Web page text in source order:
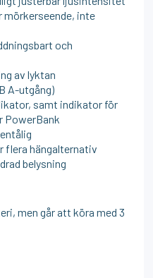
mörkerseende, inte
och
av lyktan
A-utgång)
samt indikator för
PowerBank
flera hängalternativ
belysning
men går att köra med 3